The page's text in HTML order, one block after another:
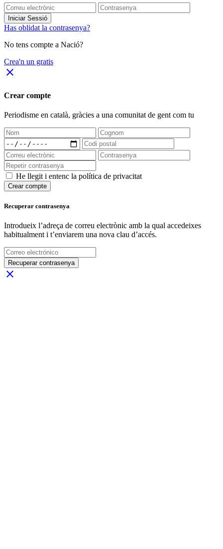
Iniciar Sessió
Has oblidat la contrasenya?
No tens compte a Nació?
Crea'n un gratis
close
Crear compte
Periodisme en català, gràcies a una comunitat de gent com tu
He llegit i entenc la política de privacitat
Crear compte
Recuperar contrasenya
Introdueix l’adreça de correu electrònic amb la qual accedeixes
habitualment i t’enviarem una nova clau d’accés.
Recuperar contrasenya
close